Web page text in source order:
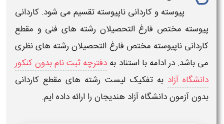
پیوسته و کاردانی ناپیوسته تقسیم می شود. کاردانی
پیوسته مختص فارغ التحصیلان رشته های فنی و مقطع
کاردانی ناپیوسته مختص فارغ التحصیلان رشته های نظری
می باشد. در ادامه با استناد به دفترچه ثبت نام بدون کنکور
دانشگاه آزاد به تفکیک لیست رشته های مقطع کاردانی
بدون آزمون دانشگاه آزاد هندیجان را ارائه داده ایم.